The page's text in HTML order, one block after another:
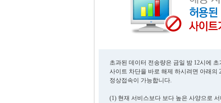
초과된 데이터 전송량은 금일 밤 12시에
사이트 차단을 바로 해제 하시려면 아래의
정상접속이 가능합니다.
(1) 현재 서비스보다 보다 높은 사양으로